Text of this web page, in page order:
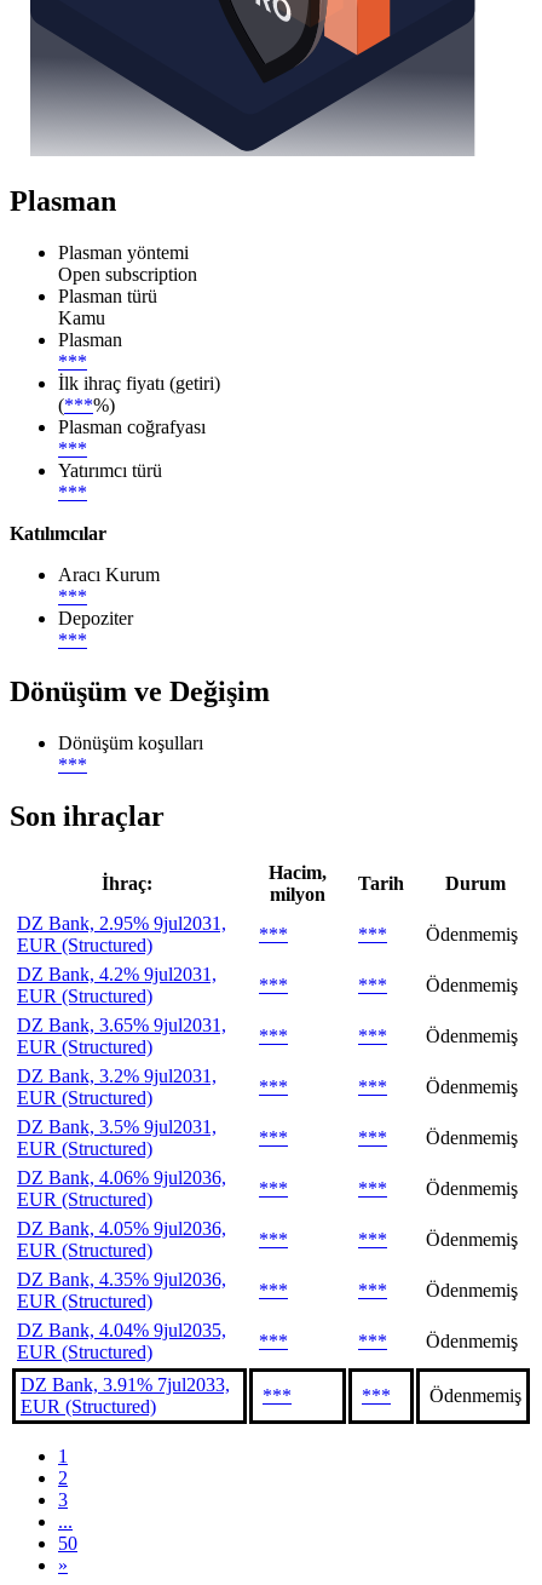
Plasman
Plasman yöntemi
Open subscription
Plasman türü
Kamu
Plasman
***
İlk ihraç fiyatı (getiri)
(***%)
Plasman coğrafyası
***
Yatırımcı türü
***
Katılımcılar
Aracı Kurum
***
Depoziter
***
Dönüşüm ve Değişim
Dönüşüm koşulları
***
Son ihraçlar
İhraç:
Hacim,
milyon
Tarih
Durum
DZ Bank, 2.95% 9jul2031,
EUR (Structured)
*** ***
Ödenmemiş
DZ Bank, 4.2% 9jul2031,
EUR (Structured)
*** ***
Ödenmemiş
DZ Bank, 3.65% 9jul2031,
EUR (Structured)
*** ***
Ödenmemiş
DZ Bank, 3.2% 9jul2031,
EUR (Structured)
*** ***
Ödenmemiş
DZ Bank, 3.5% 9jul2031,
EUR (Structured)
*** ***
Ödenmemiş
DZ Bank, 4.06% 9jul2036,
EUR (Structured)
*** ***
Ödenmemiş
DZ Bank, 4.05% 9jul2036,
EUR (Structured)
*** ***
Ödenmemiş
DZ Bank, 4.35% 9jul2036,
EUR (Structured)
*** ***
Ödenmemiş
DZ Bank, 4.04% 9jul2035,
EUR (Structured)
*** *** Ödenmemiş
DZ Bank, 3.91% 7jul2033,
EUR (Structured)
*** *** Ödenmemiş
1
2
3
...
50
»